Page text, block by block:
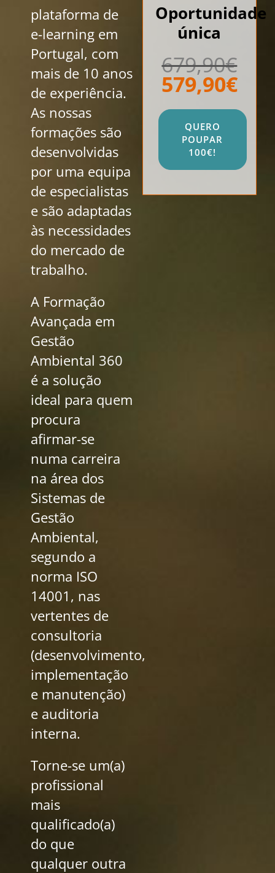
plataforma de
e-learning em
Portugal, com
mais de 10 anos
de experiência.
As nossas
formações são
desenvolvidas
por uma equipa
de especialistas
e são adaptadas
às necessidades
do mercado de
trabalho.
A Formação
Avançada em
Gestão
Ambiental 360
é a solução
ideal para quem
procura
afirmar-se
numa carreira
na área dos
Sistemas de
Gestão
Ambiental,
segundo a
norma ISO
14001, nas
vertentes de
consultoria
(desenvolvimento,
implementação
e manutenção)
e auditoria
interna.
Torne-se um(a)
profissional
mais
qualificado(a)
do que
qualquer outra
Oportunidade
única
679,90€
579,90€
QUERO
POUPAR
100€!